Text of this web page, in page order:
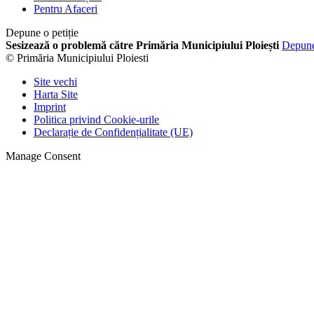
Pentru Afaceri
Depune o petiție
Sesizează o problemă către Primăria Municipiului Ploiești
© Primăria Municipiului Ploiesti
Site vechi
Harta Site
Imprint
Politica privind Cookie-urile
Declarație de Confidențialitate (UE)
Manage Consent